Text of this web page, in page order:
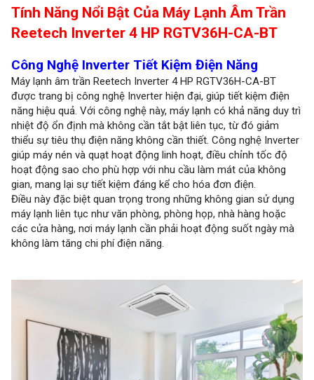
Tính Năng Nổi Bật Của Máy Lạnh Âm Trần
Reetech Inverter 4 HP RGTV36H-CA-BT
Công Nghệ Inverter Tiết Kiệm Điện Năng
Máy lạnh âm trần Reetech Inverter 4 HP RGTV36H-CA-BT
được trang bị công nghệ Inverter hiện đại, giúp tiết kiệm điện
năng hiệu quả. Với công nghệ này, máy lạnh có khả năng duy trì
nhiệt độ ổn định mà không cần tắt bật liên tục, từ đó giảm
thiểu sự tiêu thụ điện năng không cần thiết. Công nghệ Inverter
giúp máy nén và quạt hoạt động linh hoạt, điều chỉnh tốc độ
hoạt động sao cho phù hợp với nhu cầu làm mát của không
gian, mang lại sự tiết kiệm đáng kể cho hóa đơn điện.
Điều này đặc biệt quan trọng trong những không gian sử dụng
máy lạnh liên tục như văn phòng, phòng họp, nhà hàng hoặc
các cửa hàng, nơi máy lạnh cần phải hoạt động suốt ngày mà
không làm tăng chi phí điện năng.